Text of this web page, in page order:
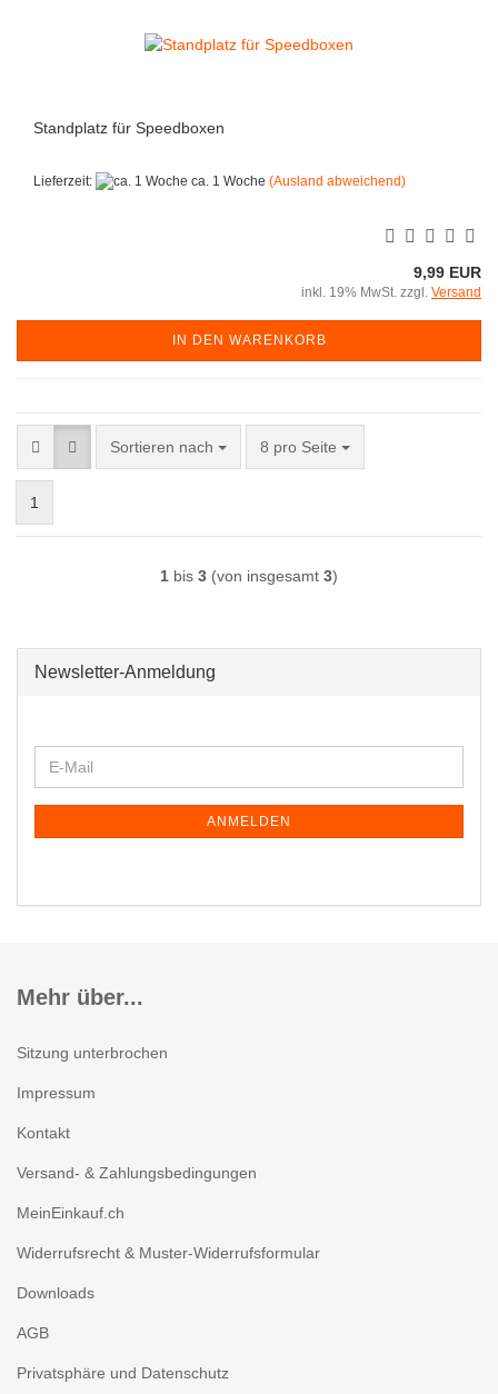
Standplatz für Speedboxen
Lieferzeit: ca. 1 Woche (Ausland abweichend)
9,99 EUR
inkl. 19% MwSt. zzgl. Versand
IN DEN WARENKORB
Sortieren nach
Sortieren nach 8 pro Seite
pro Seite
1
1 bis 3 (von insgesamt 3)
Newsletter-Anmeldung
ZUR
E-
Mail
ANMELDEN
Mehr über...
Sitzung unterbrochen
Impressum
Kontakt
Versand- & Zahlungsbedingungen
MeinEinkauf.ch
Widerrufsrecht & Muster-Widerrufsformular
Downloads
AGB
Privatsphäre und Datenschutz